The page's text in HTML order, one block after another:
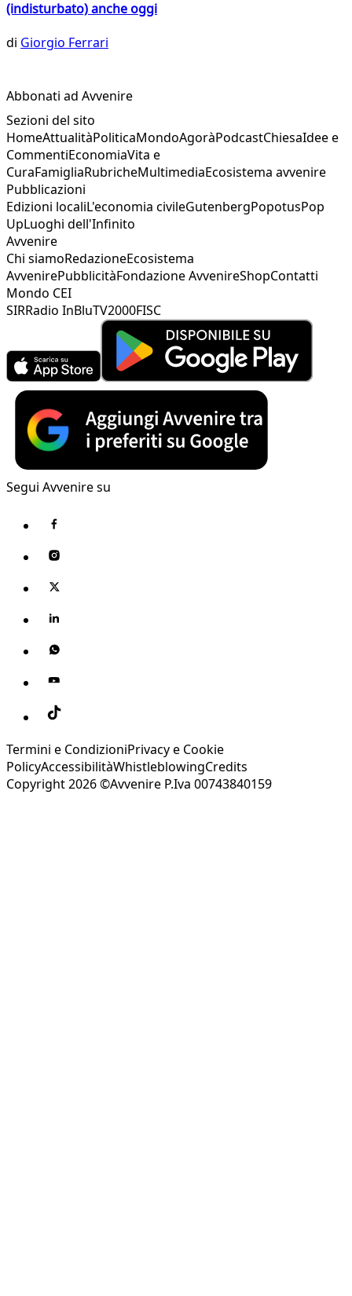
(indisturbato) anche oggi
di Giorgio Ferrari
Abbonati ad Avvenire
Sezioni del sito
HomeAttualitàPoliticaMondoAgoràPodcastChiesaIdee e
CommentiEconomiaVita e
CuraFamigliaRubricheMultimediaEcosistema avvenire
Pubblicazioni
Edizioni localiL'economia civileGutenbergPopotusPop
UpLuoghi dell'Infinito
Avvenire
Chi siamoRedazioneEcosistema
AvvenirePubblicitàFondazione AvvenireShopContatti
Mondo CEI
SIRRadio InBluTV2000FISC
Segui Avvenire su
Termini e CondizioniPrivacy e Cookie
PolicyAccessibilitàWhistleblowingCredits
Copyright 2026 ©Avvenire P.Iva 00743840159